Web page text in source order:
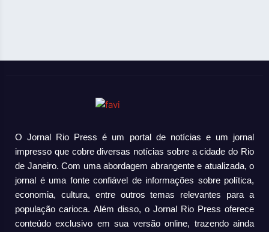
O Jornal Rio Press é um portal de notícias e um jornal
impresso que cobre diversas notícias sobre a cidade do Rio
de Janeiro. Com uma abordagem abrangente e atualizada, o
jornal é uma fonte confiável de informações sobre política,
economia, cultura, entre outros temas relevantes para a
população carioca. Além disso, o Jornal Rio Press oferece
conteúdo exclusivo em sua versão online, trazendo ainda